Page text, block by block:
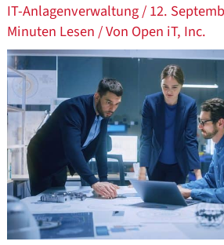
IT-Anlagenverwaltung/12.
Minuten Lesen/ Von Open iT, Inc.